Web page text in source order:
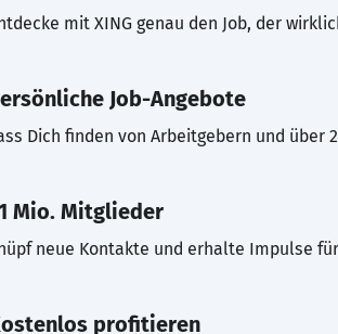
mit XING genau den Job, der
Job-Angebote
Dich finden von Arbeitgebern und über
Mio. Mitglieder
neue Kontakte und erhalte Impulse
profitieren